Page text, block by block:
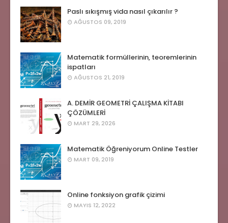
Paslı sıkışmış vida nasıl çıkarılır ?
AĞUSTOS 09, 2019
Matematik formüllerinin, teoremlerinin
ispatları
AĞUSTOS 21, 2019
A. DEMİR GEOMETRİ ÇALIŞMA KİTABI
ÇÖZÜMLERİ
MART 29, 2026
Matematik Öğreniyorum Online Testler
MART 09, 2019
Online fonksiyon grafik çizimi
MAYIS 12, 2022